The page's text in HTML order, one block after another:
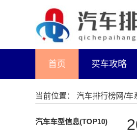
首页 买车攻略
当前位置： 汽车排行榜网/车
汽车车型信息(TOP10)